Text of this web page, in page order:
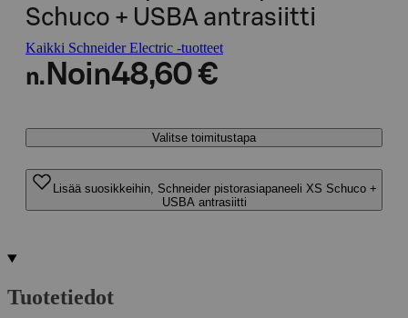
Schuco + USBA antrasiitti
Kaikki Schneider Electric -tuotteet
n. Noin48,60 €
Valitse toimitustapa
Lisää suosikkeihin, Schneider pistorasiapaneeli XS Schuco +
USBA antrasiitti
Tuotetiedot